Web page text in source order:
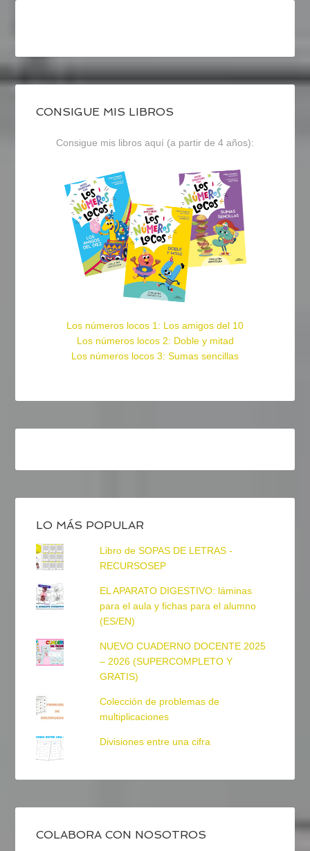
CONSIGUE MIS LIBROS
Consigue mis libros aquí (a partir de 4 años):
Los números locos 1: Los amigos del 10
Los números locos 2: Doble y mitad
Los números locos 3: Sumas sencillas
LO MÁS POPULAR
Libro de SOPAS DE LETRAS -
RECURSOSEP
EL APARATO DIGESTIVO: láminas
para el aula y fichas para el alumno
(ES/EN)
NUEVO CUADERNO DOCENTE 2025
– 2026 (SUPERCOMPLETO Y
GRATIS)
Colección de problemas de
multiplicaciones
Divisiones entre una cifra
COLABORA CON NOSOTROS